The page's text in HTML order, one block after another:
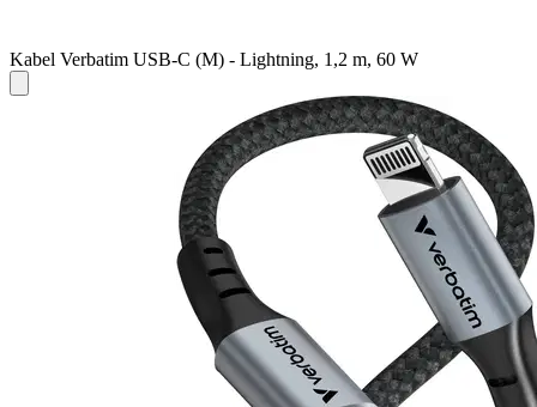
Kabel Verbatim USB-C (M) - Lightning, 1,2 m, 60 W